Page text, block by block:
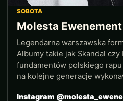
SOBOTA
Molesta Ewenement
Legendarna warszawska
Albumy takie jak Skandal
fundamentów polskiego rapu
na kolejne generacje
Instagram